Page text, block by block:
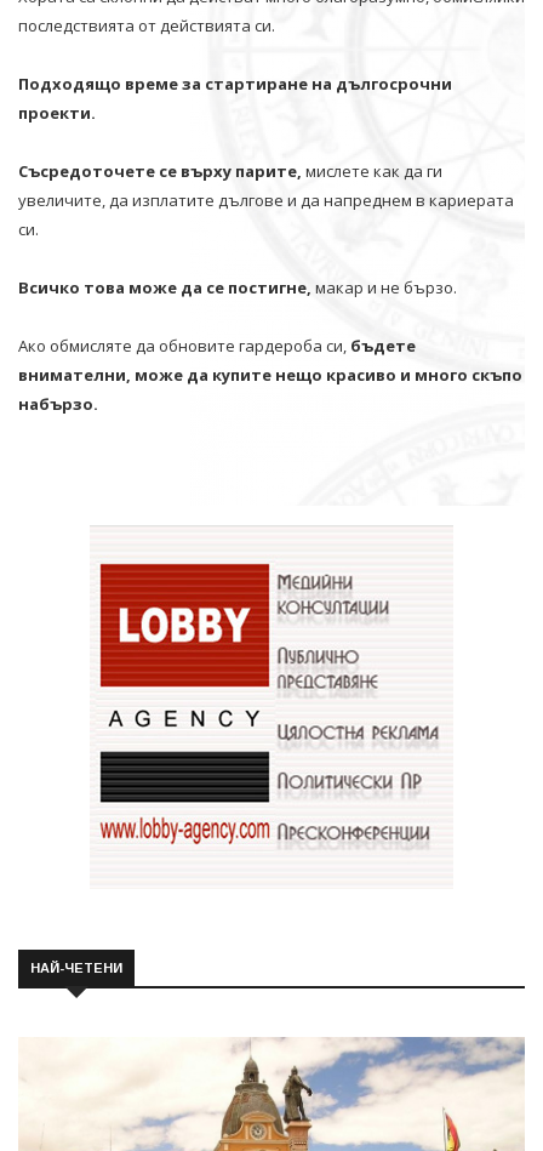
последствията от действията си.
Подходящо време за стартиране на дългосрочни
проекти.
Съсредоточете се върху парите, мислете как да ги
увеличите, да изплатите дългове и да напреднем в кариерата
си.
Всичко това може да се постигне, макар и не бързо.
Ако обмисляте да обновите гардероба си, бъдете
внимателни, може да купите нещо красиво и много скъпо
набързо.
НАЙ-ЧЕТЕНИ